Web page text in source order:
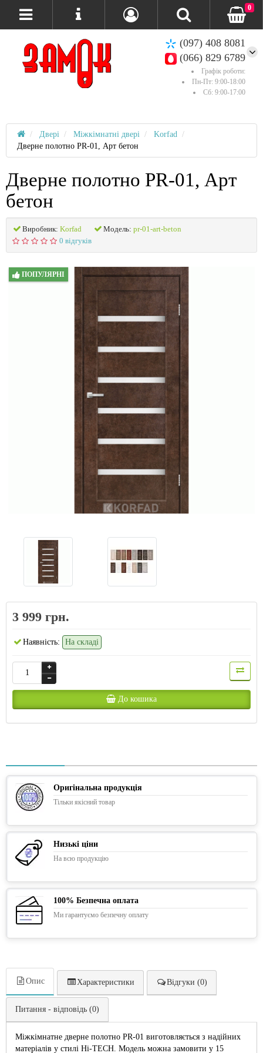
(097) 408 8081
(066) 829 6789
Графік роботи:
Пн-Пт: 9:00-18:00
Сб: 9:00-17:00
0
Двері Міжкімнатні двері
Korfad
Дверне полотно PR-01, Арт бетон
Дверне полотно PR-01, Арт
бетон
Виробник: Korfad Модель: pr-01-art-beton
0 відгуків
ПОПУЛЯРНІ
3 999 грн.
Наявність: На складі
До кошика
Оригінальна продукція
Тільки якісний товар
Низькі ціни
На всю продукцію
100% Безпечна оплата
Ми гарантуємо безпечну оплату
Опис Характеристики Відгуки (0)
Питання - відповідь (0)
Міжкімнатне дверне полотно PR-01 виготовляється з надійних
матеріалів у стилі Hi-TECH. Модель можна замовити у 15